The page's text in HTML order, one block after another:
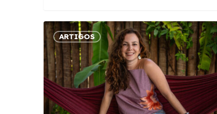
Regenerar
a
economia
ARTIGOS